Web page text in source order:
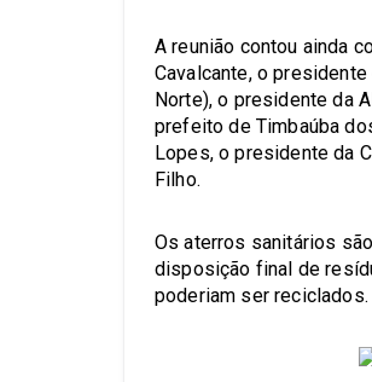
A reunião contou ainda
Cavalcante, o
Norte), o presidente da
prefeito de Timbaúba
Lopes, o presidente da
Filho.
Os aterros sanitários
disposição final de
poderiam ser reciclados.